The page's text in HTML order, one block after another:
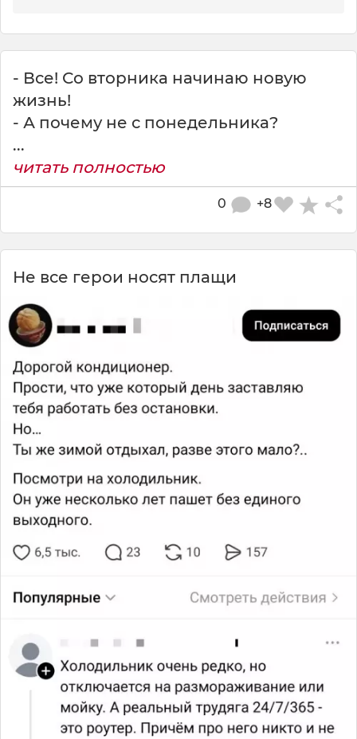
- Все! Со вторника начинаю новую
жизнь!
- А почему не с понедельника?
...
читать полностью
+8
0
Не все герои носят плащи